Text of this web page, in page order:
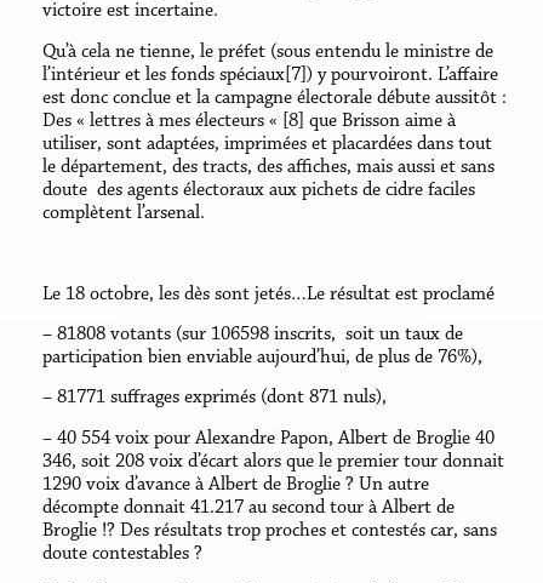
victoire est incertaine.
Qu’à cela ne tienne, le préfet (sous entendu le ministre de
l’intérieur et les fonds spéciaux[7]) y pourvoiront. L’affaire
est donc conclue et la campagne électorale débute aussitôt :
Des « lettres à mes électeurs « [8] que Brisson aime à
utiliser, sont adaptées, imprimées et placardées dans tout
le département, des tracts, des affiches, mais aussi et sans
doute des agents électoraux aux pichets de cidre faciles
complètent l’arsenal.
Le 18 octobre, les dès sont jetés…Le résultat est proclamé
– 81808 votants (sur 106598 inscrits, soit un taux de
participation bien enviable aujourd’hui, de plus de 76%),
– 81771 suffrages exprimés (dont 871 nuls),
– 40 554 voix pour Alexandre Papon, Albert de Broglie 40
346, soit 208 voix d’écart alors que le premier tour donnait
1290 voix d’avance à Albert de Broglie ? Un autre
décompte donnait 41.217 au second tour à Albert de
Broglie !? Des résultats trop proches et contestés car, sans
doute contestables ?